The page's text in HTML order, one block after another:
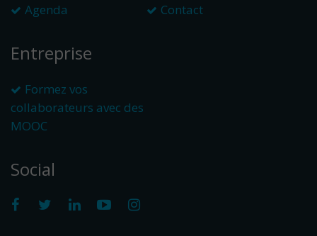
Agenda
Contact
Entreprise
Formez vos
collaborateurs avec des
MOOC
Social